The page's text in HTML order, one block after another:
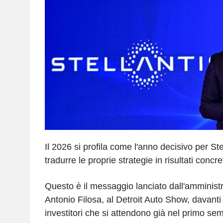
Il 2026 si profila come l'anno decisivo per
tradurre le proprie strategie in risultati
Questo è il messaggio lanciato
Antonio Filosa, al Detroit Auto Show,
investitori che si attendono già nel primo